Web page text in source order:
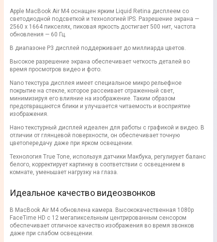
Apple MacBook Air M4 оснащен ярким Liquid Retina дисплеем со
светодиодной подсветкой и технологией IPS. Разрешение экрана —
2560 х 1664 пикселях, пиковая яркость достигает 500 нит, частота
обновления — 60 Гц.
В диапазоне Р3 дисплей поддерживает до миллиарда цветов.
Высокое разрешение экрана обеспечивает четкость деталей во
время просмотров видео и фото.
Nano текстура дисплея имеет специальное микро рельефное
покрытие на стекле, которое рассеивает отраженный свет,
минимизируя его влияние на изображение. Таким образом
предотвращаются блики и улучшается читаемость и восприятие
изображения.
Нано текстурный дисплей идеален для работы с графикой и видео. В
отличии от глянцевой поверхности, он обеспечивает точную
цветопередачу даже при ярком освещении.
Технология True Tone, используя датчики Макбука, регулирует баланс
белого, корректирует картинку в соответствии с освещением в
комнате, уменьшает нагрузку на глаза.
Идеальное качество видеозвонков
В MacBook Air M4 обновлена камера. Высококачественная 1080р
FaceTime HD с 12 мегапиксельным центрированным сенсором
обеспечивает отличное качество изображения во время звонков
даже при слабом освещении.